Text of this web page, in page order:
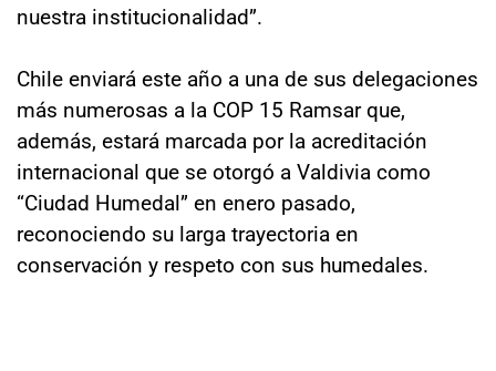
nuestra institucionalidad”.
Chile enviará este año a una de sus delegaciones
más numerosas a la COP 15 Ramsar que,
además, estará marcada por la acreditación
internacional que se otorgó a Valdivia como
“Ciudad Humedal” en enero pasado,
reconociendo su larga trayectoria en
conservación y respeto con sus humedales.